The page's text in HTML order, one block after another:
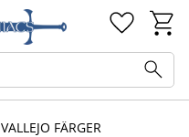
VALLEJO FÄRGER